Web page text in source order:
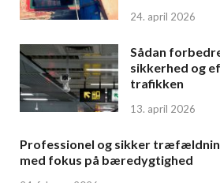
24. april 2026
Sådan
sikkerhed og
trafikken
13. april 2026
Professionel og sikker
med fokus på bæredygtighed